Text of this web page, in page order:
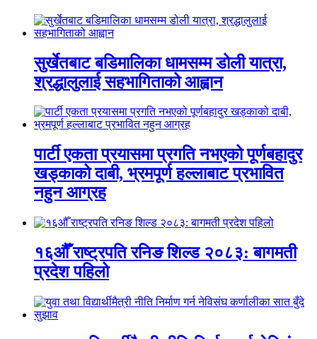
सुर्खेतबाट बडिमालिका धामसम्म डोली यात्रा,
श्रद्धालुलाई सहभागिताको आह्वान
पार्टी एकता प्रयासमा प्रगति नभएको पूर्णबहादुर
खड्काको दाबी, भ्रमपूर्ण हल्लाबाट प्रभावित
नहुन आग्रह
१६औँ राष्ट्रपति रनिङ शिल्ड २०८३: बागमती
प्रदेश पहिलो